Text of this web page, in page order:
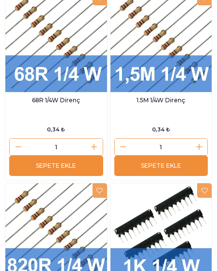
68R 1/4W Direnç
0,34 ₺
SEPETE EKLE
1.5M 1/4W Direnç
0,34 ₺
SEPETE EKLE